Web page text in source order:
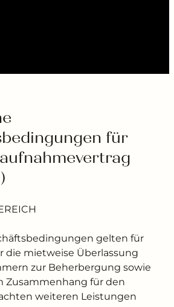
für
gelten für
die mietweise Überlassung
zur Beherbergung sowie
Zusammenhang für den
weiteren Leistungen